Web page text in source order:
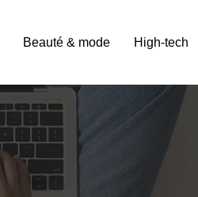
Beauté & mode High-tech